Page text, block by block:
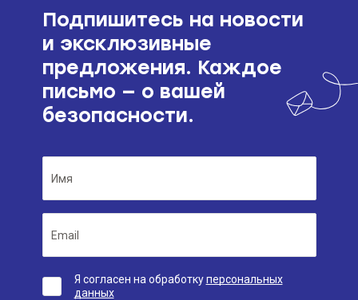
Подпишитесь на новости
и эксклюзивные
предложения. Каждое
письмо — о вашей
безопасности.
Я согласен на обработкуперсональных
данных